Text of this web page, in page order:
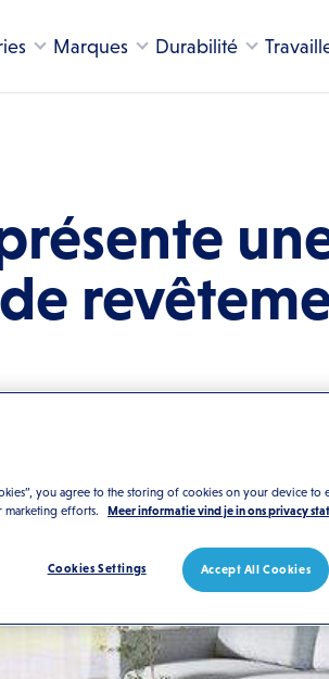
Marques Durabilité
you agree to the storing of cookies on your device to
marketing efforts.
Meer informatie vind je in ons privacy
Accept All Cookies
Cookies Settings